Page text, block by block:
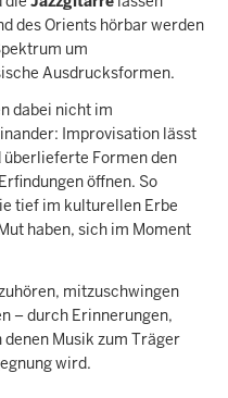
des Orients hörbar werden
um
Ausdrucksformen.
dabei nicht im
Improvisation lässt
Formen den
öffnen. So
tief im kulturellen Erbe
haben, sich im Moment
mitzuschwingen
– durch Erinnerungen,
Musik zum Träger
wird.